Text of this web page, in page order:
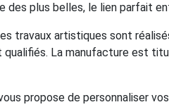
des plus belles, le lien parfait
travaux artistiques sont
La manufacture est
propose de personnaliser